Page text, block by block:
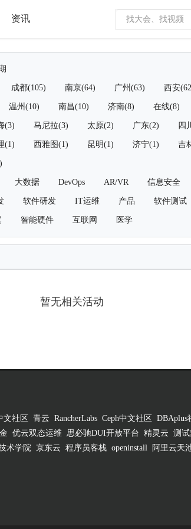
资讯
成都(105) 南京(64) 广州(63) 西安
温州(10) 南昌(10) 济南(8) 在线(8)
(3) 马尼拉(3) 太原(2) 广东(2) 四
(1) 西雅图(1) 昆明(1) 济宁(1) 吉
大数据 DevOps AR/VR 信息安全
软件研发 IT运维 产品 软件测试
智能硬件 互联网 医学
暂无相关活动
文社区 青云 RancherLabs Ceph中文社区 DBAplus
优云双态运维 思必驰DUI开放平台 精灵云 测
术学院 京东云 程序员客栈 openinstall 阿里云天